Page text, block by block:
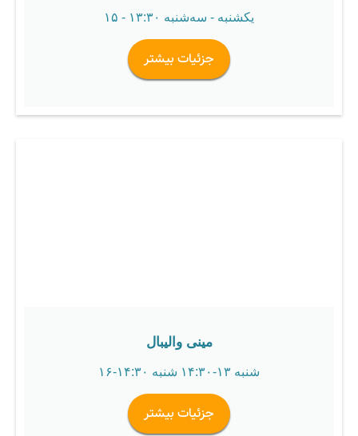
یکشنبه - سه‌شنبه ۱۳:۳۰ - ۱۵
جزئیات بیشتر
مینی والیبال
شنبه ۱۳-۱۴:۳۰ شنبه ۱۴:۳۰-۱۶
جزئیات بیشتر